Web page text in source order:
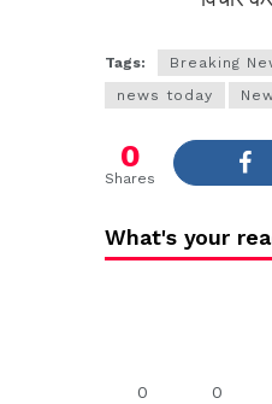
Tags: Breaking
news today
0
Shares
What's your
0 0